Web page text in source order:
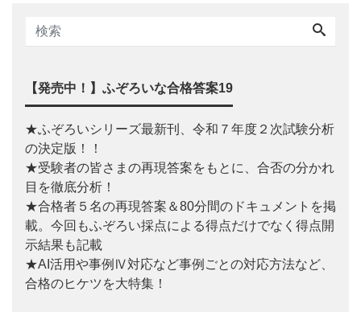
【発売中！】ふぞろいな合格答案19
★ふぞろいシリーズ最新刊、令和７年度２次試験分析
の決定版！！
★受験者の皆さまの再現答案をもとに、合否の分かれ
目を徹底分析！
★合格者５名の再現答案＆80分間のドキュメントを掲
載。今回もふぞろい採点による得点だけでなく得点開
示結果も記載
★AI活用や事例Ⅳ対応など事例ごとの対応方法など、
合格のヒケツを大特集！